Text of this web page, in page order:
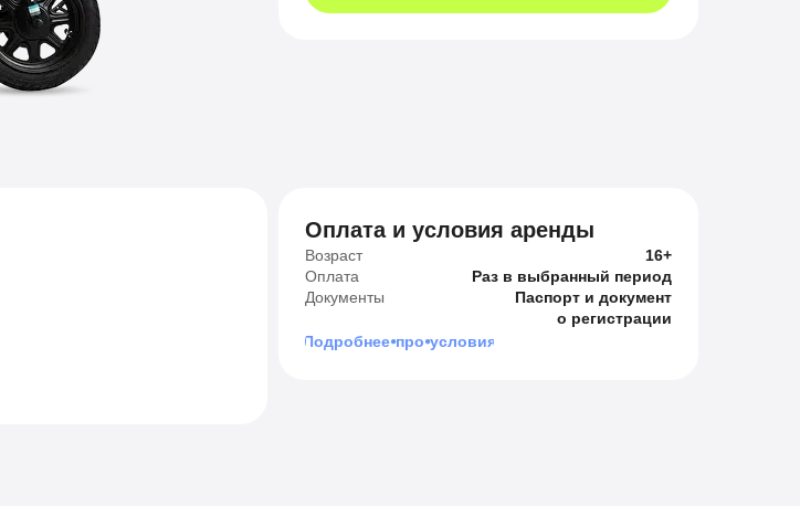
Оплата и условия аренды
Возраст
16+
Оплата
Раз в выбранный период
Документы
Паспорт и документ
о регистрации
Подробнее⦁про⦁условия